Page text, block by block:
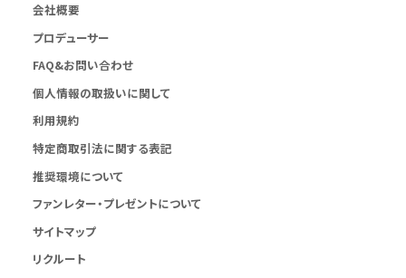
会社概要
プロデューサー
FAQ&お問い合わせ
個人情報の取扱いに関して
利用規約
特定商取引法に関する表記
推奨環境について
ファンレター・プレゼントについて
サイトマップ
リクルート